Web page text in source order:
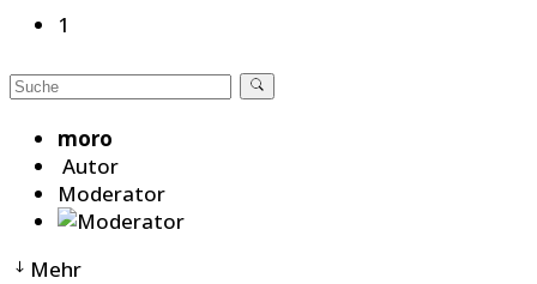
1
moro
Autor
Moderator
Mehr